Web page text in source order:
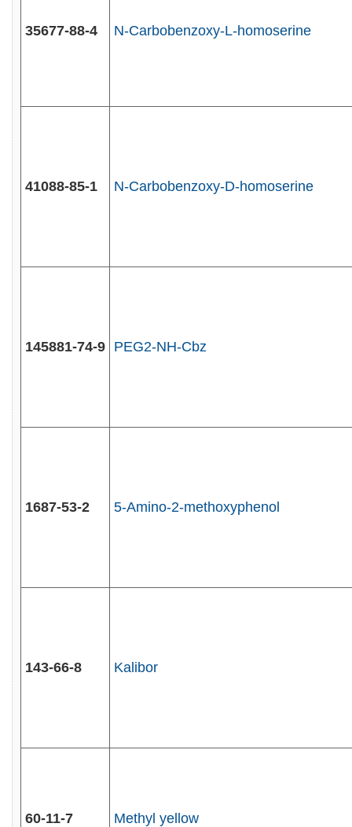
35677-88-4 N-Carbobenzoxy-L-homoserine
41088-85-1 N-Carbobenzoxy-D-homoserine
145881-74-9 PEG2-NH-Cbz
1687-53-2 5-Amino-2-methoxyphenol
143-66-8 Kalibor
60-11-7 Methyl yellow